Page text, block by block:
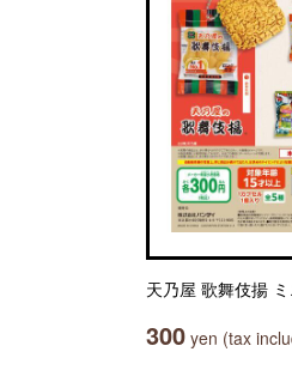
天乃屋 歌舞伎揚
300 yen (tax